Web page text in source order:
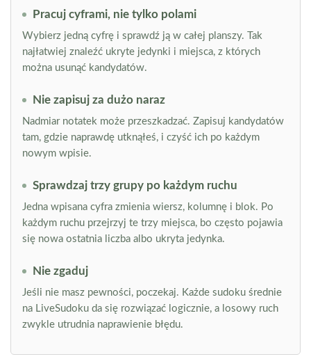
Pracuj cyframi, nie tylko polami
Wybierz jedną cyfrę i sprawdź ją w całej planszy. Tak
najłatwiej znaleźć ukryte jedynki i miejsca, z których
można usunąć kandydatów.
Nie zapisuj za dużo naraz
Nadmiar notatek może przeszkadzać. Zapisuj kandydatów
tam, gdzie naprawdę utknąłeś, i czyść ich po każdym
nowym wpisie.
Sprawdzaj trzy grupy po każdym ruchu
Jedna wpisana cyfra zmienia wiersz, kolumnę i blok. Po
każdym ruchu przejrzyj te trzy miejsca, bo często pojawia
się nowa ostatnia liczba albo ukryta jedynka.
Nie zgaduj
Jeśli nie masz pewności, poczekaj. Każde sudoku średnie
na LiveSudoku da się rozwiązać logicznie, a losowy ruch
zwykle utrudnia naprawienie błędu.